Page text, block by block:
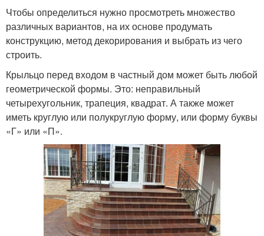
Чтобы определиться нужно просмотреть множество
различных вариантов, на их основе продумать
конструкцию, метод декорирования и выбрать из чего
строить.
Крыльцо перед входом в частный дом может быть любой
геометрической формы. Это: неправильный
четырехугольник, трапеция, квадрат. А также может
иметь круглую или полукруглую форму, или форму буквы
«Г» или «П».